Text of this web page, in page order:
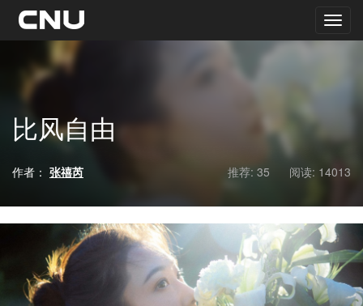
比风自由
作者： 张禧芮 推荐: 35 阅读: 14013